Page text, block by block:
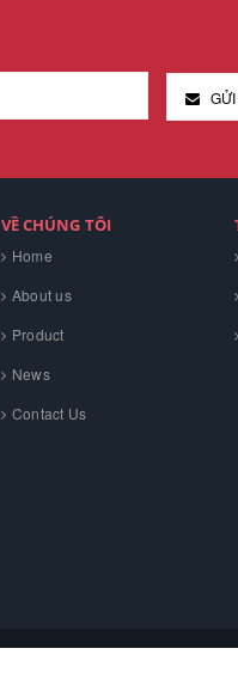
VỀ CHÚNG TÔI
Home
About us
Product
News
Contact Us